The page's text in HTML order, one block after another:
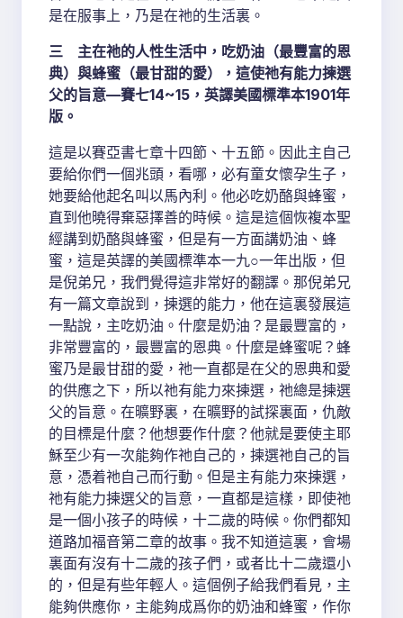
是在服事上，乃是在祂的生活裏。
三 主在祂的人性生活中，吃奶油（最豐富的恩
典）與蜂蜜（最甘甜的愛），這使祂有能力揀選
父的旨意—賽七14~15，英譯美國標準本1901年
版。
這是以賽亞書七章十四節、十五節。因此主自己
要給你們一個兆頭，看哪，必有童女懷孕生子，
她要給他起名叫以馬內利。他必吃奶酪與蜂蜜，
直到他曉得棄惡擇善的時候。這是這個恢複本聖
經講到奶酪與蜂蜜，但是有一方面講奶油、蜂
蜜，這是英譯的美國標準本一九○一年出版，但
是倪弟兄，我們覺得這非常好的翻譯。那倪弟兄
有一篇文章說到，揀選的能力，他在這裏發展這
一點說，主吃奶油。什麼是奶油？是最豐富的，
非常豐富的，最豐富的恩典。什麼是蜂蜜呢？蜂
蜜乃是最甘甜的愛，祂一直都是在父的恩典和愛
的供應之下，所以祂有能力來揀選，祂總是揀選
父的旨意。在曠野裏，在曠野的試探裏面，仇敵
的目標是什麼？他想要作什麼？他就是要使主耶
穌至少有一次能夠作祂自己的，揀選祂自己的旨
意，憑着祂自己而行動。但是主有能力來揀選，
祂有能力揀選父的旨意，一直都是這樣，即使祂
是一個小孩子的時候，十二歲的時候。你們都知
道路加福音第二章的故事。我不知道這裏，會場
裏面有沒有十二歲的孩子們，或者比十二歲還小
的，但是有些年輕人。這個例子給我們看見，主
能夠供應你，主能夠成爲你的奶油和蜂蜜，作你